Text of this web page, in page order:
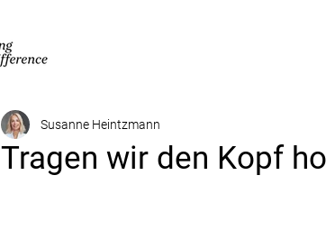
Tragen wir den Kopf
Susanne Heintzmann